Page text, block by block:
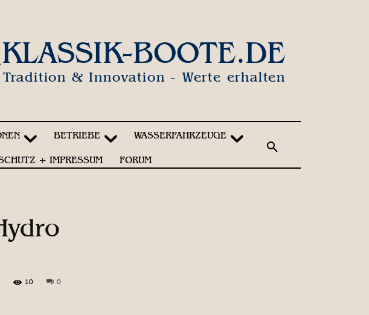
KLASSIK-BOOTE.DE
Tradition & Innovation - Werte erhalten
BETRIEBE WASSERFAHRZEUGE
+ IMPRESSUM FORUM
0
10